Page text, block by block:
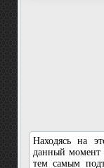
Находясь на
данный момент
тем самым